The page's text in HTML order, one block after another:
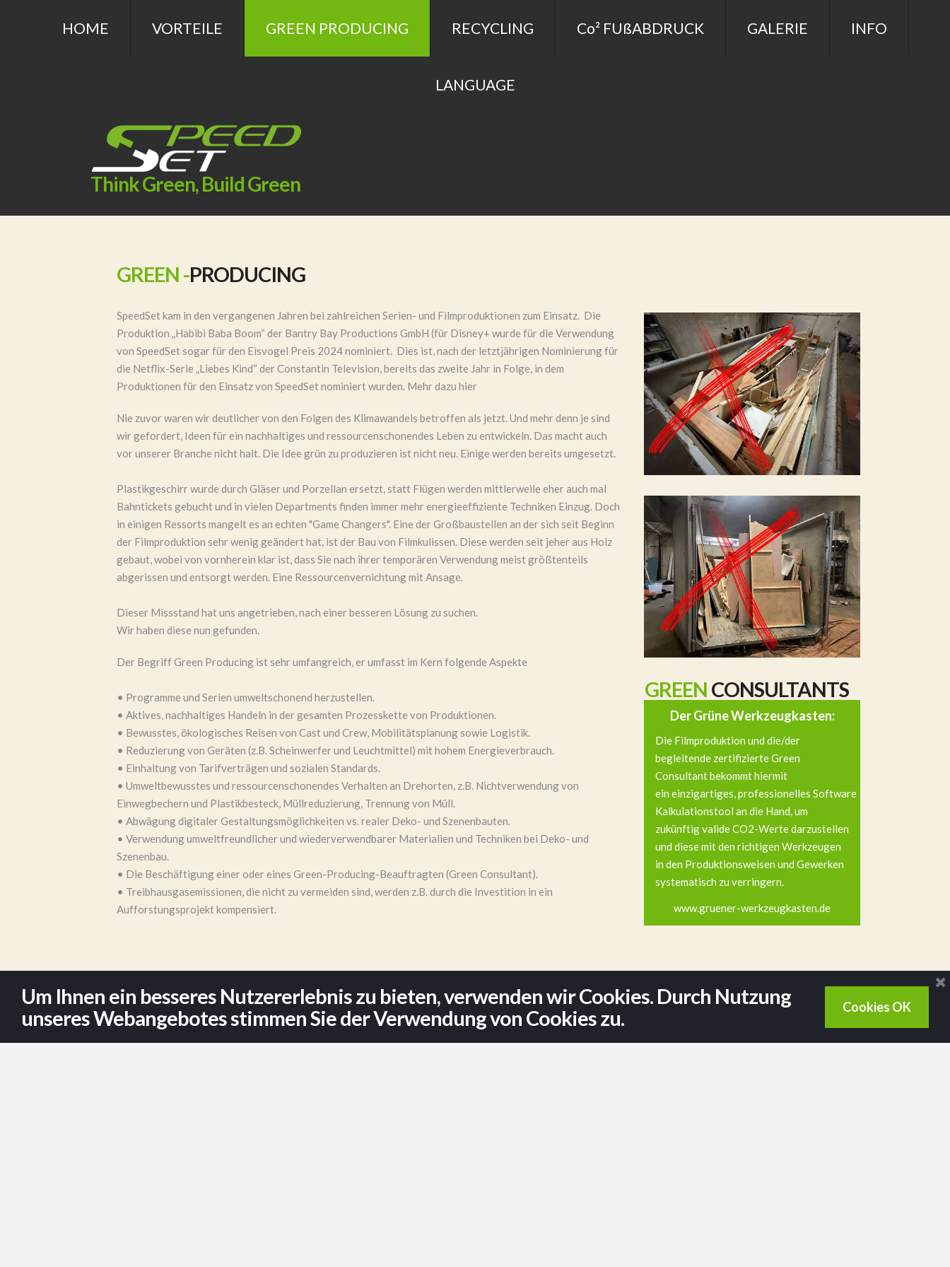
HOME VORTEILE GREEN PRODUCING RECYCLING Co² FUßABDRUCK GALERIE INFO
LANGUAGE
Think Green, Build Green
GREEN -PRODUCING
SpeedSet kam in den vergangenen Jahren bei zahlreichen Serien- und Filmproduktionen zum Einsatz. Die
Produktion „Habibi Baba Boom“ der Bantry Bay Productions GmbH (für Disney+ wurde für die Verwendung
von SpeedSet sogar für den Eisvogel Preis 2024 nominiert. Dies ist, nach der letztjährigen Nominierung für
die Netflix-Serie „Liebes Kind“ der Constantin Television, bereits das zweite Jahr in Folge, in dem
Produktionen für den Einsatz von SpeedSet nominiert wurden. Mehr dazuhier
Nie zuvor waren wir deutlicher von den Folgen des Klimawandels betroffen als jetzt. Und mehr denn je sind
wir gefordert, Ideen für ein nachhaltiges und ressourcenschonendes Leben zu entwickeln. Das macht auch
vor unserer Branche nicht halt. Die Idee grün zu produzieren ist nicht neu. Einige werden bereits umgesetzt.
Plastikgeschirr wurde durch Gläser und Porzellan ersetzt, statt Flügen werden mittlerweile eher auch mal
Bahntickets gebucht und in vielen Departments finden immer mehr energieeffiziente Techniken Einzug. Doch
in einigen Ressorts mangelt es an echten "Game Changers". Eine der Großbaustellen an der sich seit Beginn
der Filmproduktion sehr wenig geändert hat, ist der Bau von Filmkulissen. Diese werden seit jeher aus Holz
gebaut, wobei von vornherein klar ist, dass Sie nach ihrer temporären Verwendung meist größtenteils
abgerissen und entsorgt werden. Eine Ressourcenvernichtung mit Ansage.
Dieser Missstand hat uns angetrieben, nach einer besseren Lösung zu suchen.
Wir haben diese nun gefunden.
Der Begriff Green Producing ist sehr umfangreich, er umfasst im Kern folgende Aspekte
• Programme und Serien umweltschonend herzustellen.
• Aktives, nachhaltiges Handeln in der gesamten Prozesskette von Produktionen.
• Bewusstes, ökologisches Reisen von Cast und Crew, Mobilitätsplanung sowie Logistik.
• Reduzierung von Geräten (z.B. Scheinwerfer und Leuchtmittel) mit hohem Energieverbrauch.
• Einhaltung von Tarifverträgen und sozialen Standards.
• Umweltbewusstes und ressourcenschonendes Verhalten an Drehorten, z.B. Nichtverwendung von
Einwegbechern und Plastikbesteck, Müllreduzierung, Trennung von Müll.
• Abwägung digitaler Gestaltungsmöglichkeiten vs. realer Deko- und Szenenbauten.
• Verwendung umweltfreundlicher und wiederverwendbarer Materialien und Techniken bei Deko- und
Szenenbau.
• Die Beschäftigung einer oder eines Green-Producing-Beauftragten (Green Consultant).
• Treibhausgasemissionen, die nicht zu vermeiden sind, werden z.B. durch die Investition in ein
Aufforstungsprojekt kompensiert.
GREEN CONSULTANTS
Der Grüne Werkzeugkasten:
Die Filmproduktion und die/der
begleitende zertifizierte Green
Consultant bekommt hiermit
ein einzigartiges, professionelles Software
Kalkulationstool an die Hand, um
zukünftig valide CO2-Werte darzustellen
und diese mit den richtigen Werkzeugen
in den Produktionsweisen und Gewerken
systematisch zu verringern.
www.gruener-werkzeugkasten.de
Um Ihnen ein besseres Nutzererlebnis zu bieten, verwenden wir Cookies. Durch Nutzung
unseres Webangebotes stimmen Sie der Verwendung von Cookies zu.
Cookies OK